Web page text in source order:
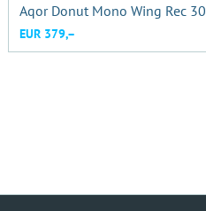
Aqor Donut Mono Wing Rec 30
EUR 379,–